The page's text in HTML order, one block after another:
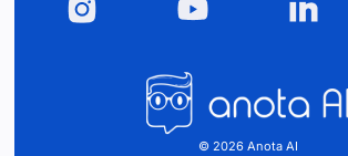
© 2026 Anota AI